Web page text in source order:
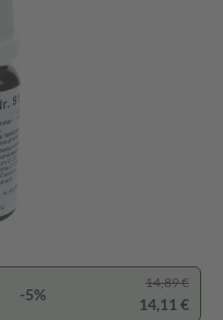
-5%
14,89 €
14,11 €